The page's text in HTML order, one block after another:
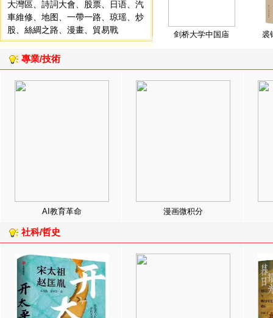
大灣區
詩詞大會 股票 日语
汽
車維修
地图 一帶一路 琼瑶
炒
股
絲綢之路 漫畫 貿易戰 剑桥大学中国庙 裘
專業/技術
AI教育革命 漫画微积分
社科/哲史